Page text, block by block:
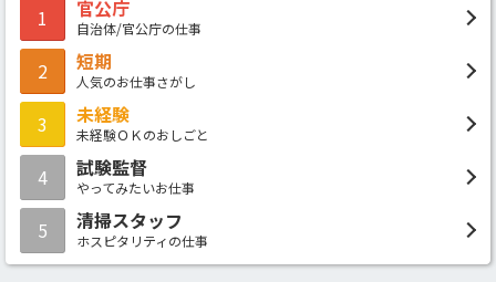
1 官公庁
自治体/官公庁の仕事
2 短期
人気のお仕事さがし
3 未経験
未経験ＯＫのおしごと
4 試験監督
やってみたいお仕事
5 清掃スタッフ
ホスピタリティの仕事